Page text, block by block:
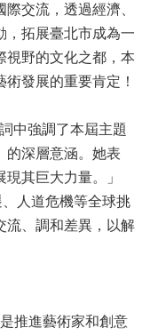
交流，透過經濟、
，拓展臺北市成為一
視野的文化之都，本
發展的重要肯定！
中強調了本屆主題
深層意涵。她表
其巨大力量。」
人道危機等全球挑
流、調和差異，以解
推進藝術家和創意